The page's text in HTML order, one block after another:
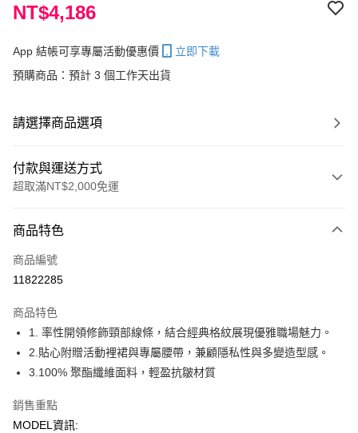
NT$4,186
App 結帳可享專屬活動優惠價
立即下載
預購商品：預計 3 個工作天出貨
請選擇商品選項
付款與運送方式
超取滿NT$2,000免運
信用卡一次付款
超商取貨付款
Apple Pay
悠遊付
全盈+PAY
商品特色
商品編號
11822285
商品特色
1. 率性開領修飾頸部線條，結合經典格紋展現優雅職場魅力。
2.貼心附贈活動裡裙與專屬腰帶，兼顧隱私性與多變造型感。
3.100% 聚酯纖維面料，輕盈抗皺材質
銷售重點
MODEL資訊: